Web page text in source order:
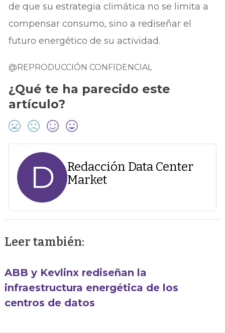
de que su estrategia climática no se limita a
compensar consumo, sino a rediseñar el
futuro energético de su actividad.
@REPRODUCCIÓN CONFIDENCIAL
¿Qué te ha parecido este
artículo?
D
Redacción Data Center
Market
Leer también:
ABB y Kevlinx rediseñan la
infraestructura energética de los
centros de datos